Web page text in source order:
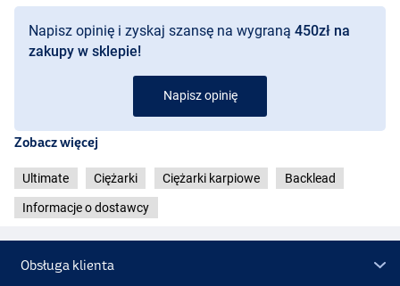
Napisz opinię i zyskaj szansę na wygraną 450zł na
zakupy w sklepie!
Napisz opinię
Zobacz więcej
Ultimate Ciężarki Ciężarki karpiowe Backlead
Informacje o dostawcy
Obsługa klienta